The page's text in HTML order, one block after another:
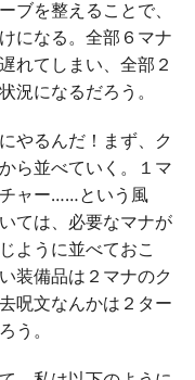
ブを整えることで、
になる。全部６マナ
れてしまい、全部２
況になるだろう。
やるんだ！まず、ク
ら並べていく。１マ
ャー……という風
ては、必要なマナが
ように並べておこ
装備品は２マナのク
呪文なんかは２ター
う。